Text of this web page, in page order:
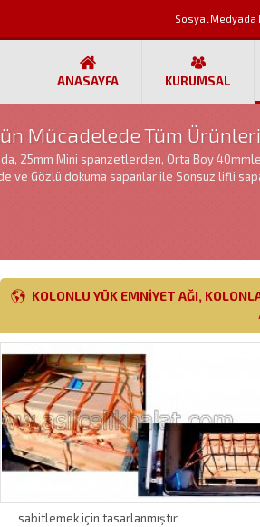
Sosyal Medyada
ANASAYFA KURUMSAL
Mücadelede Tüm
25mm Mini spanzetlerden, Orta Boy
ve Gözlü dokuma sapanlar ile Sonsuz lifli
KOLONLU YÜK EMNIYET AĞI,
sabitlemek için tasarlanmıştır.